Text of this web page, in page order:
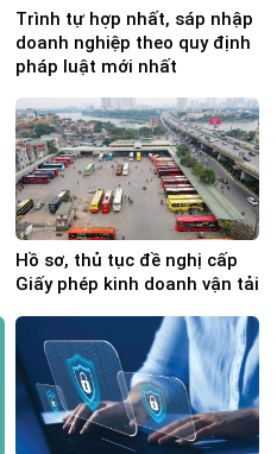
Trình tự hợp nhất, sáp nhập
doanh nghiệp theo quy định
pháp luật mới nhất
Hồ sơ, thủ tục đề nghị cấp
Giấy phép kinh doanh vận tải